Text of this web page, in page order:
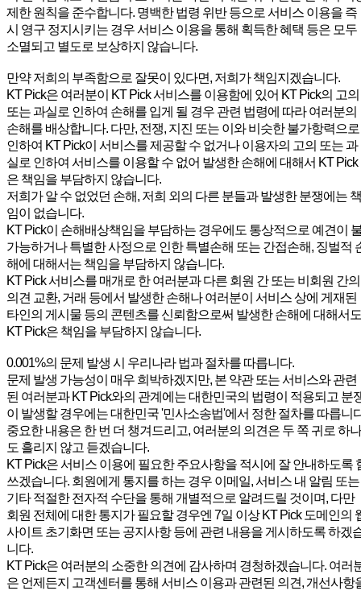
제한 원칙을 준수합니다. 명백한 법령 위반 등으로 서비스 이용을 즉
시 영구 정지시키는 경우 서비스 이용을 통해 획득한 혜택 등은 모두
소멸되고 별도로 보상하지 않습니다.
만약 저희의 부족함으로 잘못이 있다면, 저희가 책임지겠습니다.
KT Pick은 여러분이 KT Pick 서비스를 이용함에 있어 KT Pick의 고의
또는 과실로 인하여 손해를 입게 될 경우 관련 법령에 따라 여러분의
손해를 배상합니다. 다만, 전쟁, 지진 또는 이와 비슷한 불가항력으로
인하여 KT Pick이 서비스를 제공할 수 없거나 이용자의 고의 또는 과
실로 인하여 서비스를 이용할 수 없어 발생한 손해에 대해서 KT Pick
은 책임을 부담하지 않습니다.
저희가 알 수 없었던 손해, 저희 외의 다른 분들과 발생한 분쟁에는 책
임이 없습니다.
KT Pick이 손해배상책임을 부담하는 경우에도 통상적으로 예견이
가능하거나 특별한 사정으로 인한 특별손해 또는 간접손해, 징벌적
해에 대해서는 책임을 부담하지 않습니다.
KT Pick 서비스를 매개로 한 여러분과 다른 회원 간 또는 비회원 간의
의견 교환, 거래 등에서 발생한 손해나 여러분이 서비스 상에 게재된
타인의 게시물 등의 콘텐츠를 신뢰함으로써 발생한 손해에 대해서도
KT Pick은 책임을 부담하지 않습니다.
0.001%의 문제 발생 시 우리나라 법과 절차를 따릅니다.
문제 발생 가능성이 매우 희박하겠지만, 본 약관 또는 서비스와 관련
된 여러분과 KT Pick와의 관계에는 대한민국의 법령이 적용되고 분
이 발생할 경우에는 대한민국 '민사소송법'에서 정한 절차를 따릅니
중요한 내용은 한 번 더 챙겨드리고, 여러분의 의견은 두 쪽 귀로 하나
도 흘리지 않고 듣겠습니다.
KT Pick은 서비스 이용에 필요한 주요사항을 적시에 잘 안내하도록
쓰겠습니다. 회원에게 통지를 하는 경우 이메일, 서비스 내 알림 또는
기타 적절한 전자적 수단을 통해 개별적으로 알려드릴 것이며, 다만
회원 전체에 대한 통지가 필요할 경우엔 7일 이상 KT Pick 도메인의
사이트 초기화면 또는 공지사항 등에 관련 내용을 게시하도록 하겠
니다.
KT Pick은 여러분의 소중한 의견에 감사하며 경청하겠습니다. 여러
은 언제든지 고객센터를 통해 서비스 이용과 관련된 의견, 개선사항